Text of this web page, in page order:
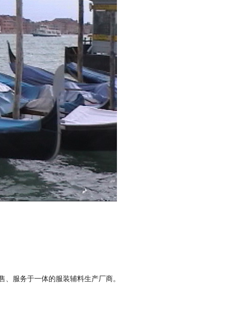
服务于一体的服装辅料生产厂商。